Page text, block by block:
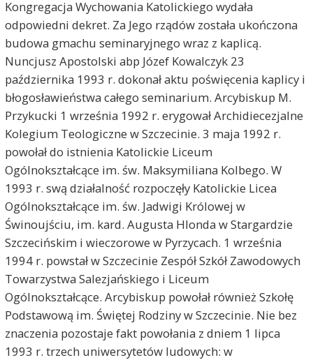
Kongregacja Wychowania Katolickiego wydała
odpowiedni dekret. Za Jego rządów została ukończona
budowa gmachu seminaryjnego wraz z kaplicą.
Nuncjusz Apostolski abp Józef Kowalczyk 23
października 1993 r. dokonał aktu poświęcenia kaplicy i
błogosławieństwa całego seminarium. Arcybiskup M.
Przykucki 1 września 1992 r. erygował Archidiecezjalne
Kolegium Teologiczne w Szczecinie. 3 maja 1992 r.
powołał do istnienia Katolickie Liceum
Ogólnokształcące im. św. Maksymiliana Kolbego. W
1993 r. swą działalność rozpoczęły Katolickie Licea
Ogólnokształcące im. św. Jadwigi Królowej w
Świnoujściu, im. kard. Augusta Hlonda w Stargardzie
Szczecińskim i wieczorowe w Pyrzycach. 1 września
1994 r. powstał w Szczecinie Zespół Szkół Zawodowych
Towarzystwa Salezjańskiego i Liceum
Ogólnokształcące. Arcybiskup powołał również Szkołę
Podstawową im. Świętej Rodziny w Szczecinie. Nie bez
znaczenia pozostaje fakt powołania z dniem 1 lipca
1993 r. trzech uniwersytetów ludowych: w